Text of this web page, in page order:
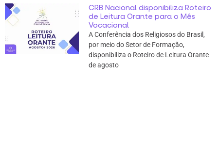
CRB Nacional disponibiliza Roteiro
de Leitura Orante para o Mês
Vocacional
A Conferência dos Religiosos do Brasil,
por meio do Setor de Formação,
disponibiliza o Roteiro de Leitura Orante
de agosto